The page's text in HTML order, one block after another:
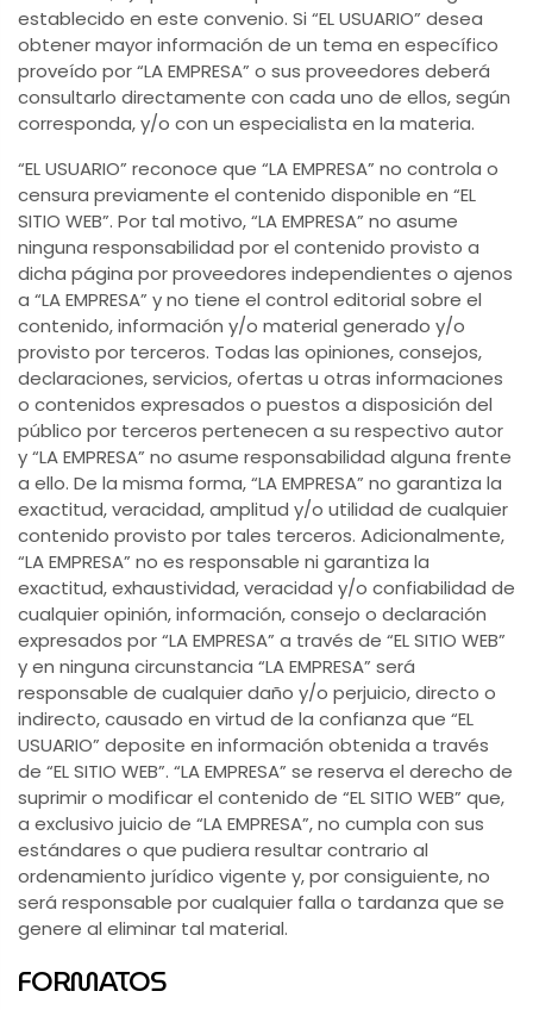
establecido en este convenio. Si “EL USUARIO” desea
obtener mayor información de un tema en específico
proveído por “LA EMPRESA” o sus proveedores deberá
consultarlo directamente con cada uno de ellos, según
corresponda, y/o con un especialista en la materia.
“EL USUARIO” reconoce que “LA EMPRESA” no controla o
censura previamente el contenido disponible en “EL
SITIO WEB”. Por tal motivo, “LA EMPRESA” no asume
ninguna responsabilidad por el contenido provisto a
dicha página por proveedores independientes o ajenos
a “LA EMPRESA” y no tiene el control editorial sobre el
contenido, información y/o material generado y/o
provisto por terceros. Todas las opiniones, consejos,
declaraciones, servicios, ofertas u otras informaciones
o contenidos expresados o puestos a disposición del
público por terceros pertenecen a su respectivo autor
y “LA EMPRESA” no asume responsabilidad alguna frente
a ello. De la misma forma, “LA EMPRESA” no garantiza la
exactitud, veracidad, amplitud y/o utilidad de cualquier
contenido provisto por tales terceros. Adicionalmente,
“LA EMPRESA” no es responsable ni garantiza la
exactitud, exhaustividad, veracidad y/o confiabilidad de
cualquier opinión, información, consejo o declaración
expresados por “LA EMPRESA” a través de “EL SITIO WEB”
y en ninguna circunstancia “LA EMPRESA” será
responsable de cualquier daño y/o perjuicio, directo o
indirecto, causado en virtud de la confianza que “EL
USUARIO” deposite en información obtenida a través
de “EL SITIO WEB”. “LA EMPRESA” se reserva el derecho de
suprimir o modificar el contenido de “EL SITIO WEB” que,
a exclusivo juicio de “LA EMPRESA”, no cumpla con sus
estándares o que pudiera resultar contrario al
ordenamiento jurídico vigente y, por consiguiente, no
será responsable por cualquier falla o tardanza que se
genere al eliminar tal material.
FORMATOS